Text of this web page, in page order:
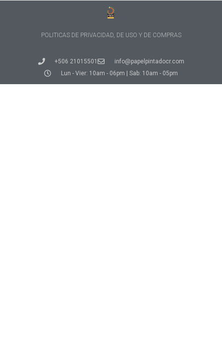
POLITICAS DE PRIVACIDAD, DE USO Y DE COMPRAS
+506 21015501
info@papelpintadocr.com
Lun - Vier: 10am - 06pm | Sab: 10am - 05pm